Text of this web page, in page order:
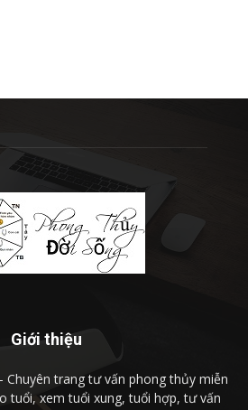
Giới thiệu
Chuyên trang tư vấn phong thủy miễn
tuổi, xem tuổi xung, tuổi hợp, tư vấn